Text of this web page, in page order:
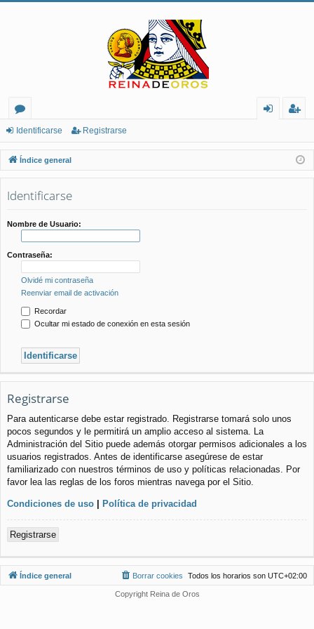
or
os
nt
ifi
ist
ra
Identificarse Registrarse
Índice general
Identificarse
Nombre de Usuario:
Contraseña:
Olvidé mi contraseña
Reenviar email de activación
Recordar
Ocultar mi estado de conexión en esta sesión
Registrarse
Para autenticarse debe estar registrado. Registrarse tomará solo unos
pocos segundos y le permitirá un amplio acceso al sistema. La
Administración del Sitio puede además otorgar permisos adicionales a los
usuarios registrados. Antes de identificarse asegúrese de estar
familiarizado con nuestros términos de uso y políticas relacionadas. Por
favor lea las reglas de los foros mientras navega por el Sitio.
Condiciones de uso | Política de privacidad
Registrarse
Índice general Todos los horarios son UTC+02:00
Borrar cookies
Copyright Reina de Oros